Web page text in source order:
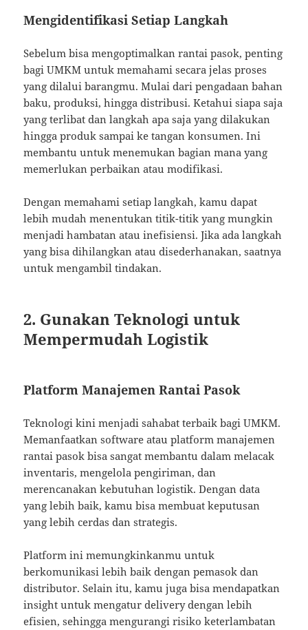
Mengidentifikasi Setiap Langkah
Sebelum bisa mengoptimalkan rantai pasok, penting
bagi UMKM untuk memahami secara jelas proses
yang dilalui barangmu. Mulai dari pengadaan bahan
baku, produksi, hingga distribusi. Ketahui siapa saja
yang terlibat dan langkah apa saja yang dilakukan
hingga produk sampai ke tangan konsumen. Ini
membantu untuk menemukan bagian mana yang
memerlukan perbaikan atau modifikasi.
Dengan memahami setiap langkah, kamu dapat
lebih mudah menentukan titik-titik yang mungkin
menjadi hambatan atau inefisiensi. Jika ada langkah
yang bisa dihilangkan atau disederhanakan, saatnya
untuk mengambil tindakan.
2. Gunakan Teknologi untuk
Mempermudah Logistik
Platform Manajemen Rantai Pasok
Teknologi kini menjadi sahabat terbaik bagi UMKM.
Memanfaatkan software atau platform manajemen
rantai pasok bisa sangat membantu dalam melacak
inventaris, mengelola pengiriman, dan
merencanakan kebutuhan logistik. Dengan data
yang lebih baik, kamu bisa membuat keputusan
yang lebih cerdas dan strategis.
Platform ini memungkinkanmu untuk
berkomunikasi lebih baik dengan pemasok dan
distributor. Selain itu, kamu juga bisa mendapatkan
insight untuk mengatur delivery dengan lebih
efisien, sehingga mengurangi risiko keterlambatan